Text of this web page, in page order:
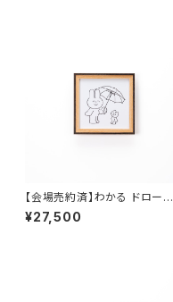
【会場売約済】わかる ドローイ
ング3 「雨の日」裏面にサイン、
額装込み
¥27,500